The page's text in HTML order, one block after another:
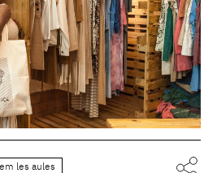
les aules